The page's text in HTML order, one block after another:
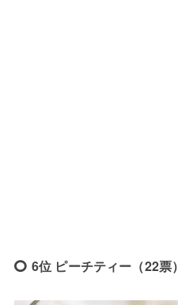
6位 ピーチティー（22票）